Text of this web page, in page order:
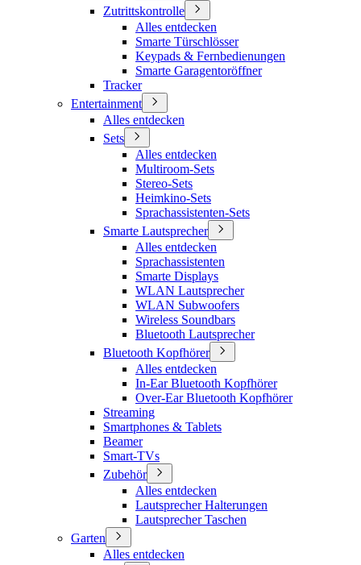
Zutrittskontrolle
Alles entdecken
Smarte Türschlösser
Keypads & Fernbedienungen
Smarte Garagentoröffner
Tracker
Entertainment
Alles entdecken
Sets
Alles entdecken
Multiroom-Sets
Stereo-Sets
Heimkino-Sets
Sprachassistenten-Sets
Smarte Lautsprecher
Alles entdecken
Sprachassistenten
Smarte Displays
WLAN Lautsprecher
WLAN Subwoofers
Wireless Soundbars
Bluetooth Lautsprecher
Bluetooth Kopfhörer
Alles entdecken
In-Ear Bluetooth Kopfhörer
Over-Ear Bluetooth Kopfhörer
Streaming
Smartphones & Tablets
Beamer
Smart-TVs
Zubehör
Alles entdecken
Lautsprecher Halterungen
Lautsprecher Taschen
Garten
Alles entdecken